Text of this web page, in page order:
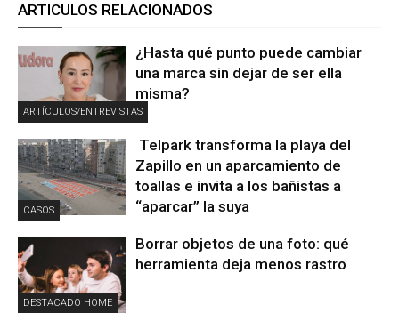
ARTICULOS RELACIONADOS
ARTÍCULOS/ENTREVISTAS
¿Hasta qué punto puede cambiar
una marca sin dejar de ser ella
misma?
CASOS
Telpark transforma la playa del
Zapillo en un aparcamiento de
toallas e invita a los bañistas a
“aparcar” la suya
DESTACADO HOME
Borrar objetos de una foto: qué
herramienta deja menos rastro